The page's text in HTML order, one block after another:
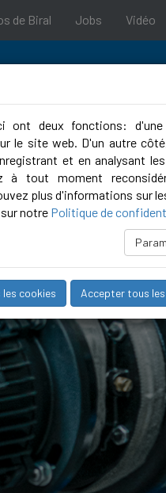
de Biral Jobs Vidéo
Campus
ont deux fonctions:
le site web. D'un autre
et en analysant
à tout moment
plus d'informations sur
notre Politique de
les cookies Accepter tous